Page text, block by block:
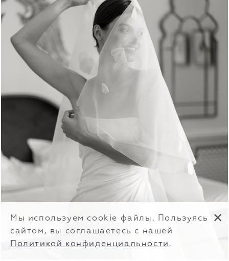
Мы используем cookie файлы. Пользуясь
сайтом, вы соглашаетесь с нашей
Политикой конфиденциальности .
✕